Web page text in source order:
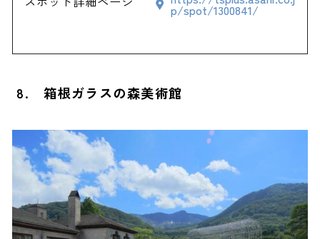
p/spot/1300841/
8. 箱根ガラスの森美術館